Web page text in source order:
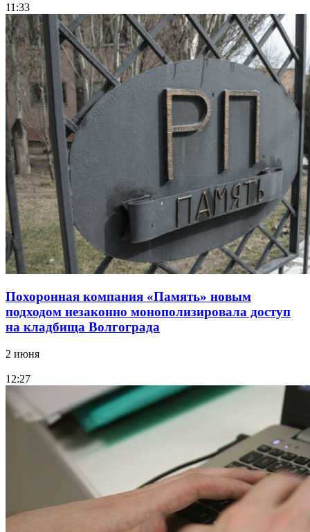
11:33
Похоронная компания «Память» новым
подходом незаконно монополизировала доступ
на кладбища Волгограда
2 июня
12:27